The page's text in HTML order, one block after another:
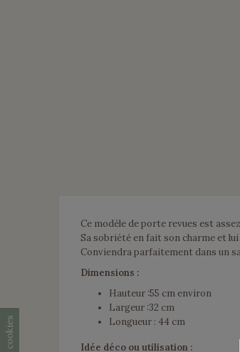
Ce modèle de porte revues est
Sa sobriété en fait son charme et
Conviendra parfaitement dans un
Dimensions :
Hauteur :55 cm environ
Largeur :32 cm
Longueur : 44 cm
Idée déco ou utilisation :